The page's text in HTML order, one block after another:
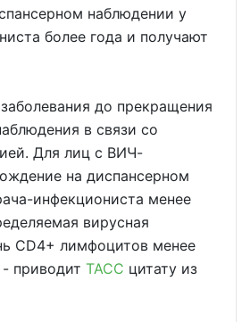
наблюдении у
более года и получают
до прекращения
в связи со
Для лиц с ВИЧ-
на диспансерном
инфекциониста менее
вирусная
CD4+ лимфоцитов менее
приводит ТАСС цитату из